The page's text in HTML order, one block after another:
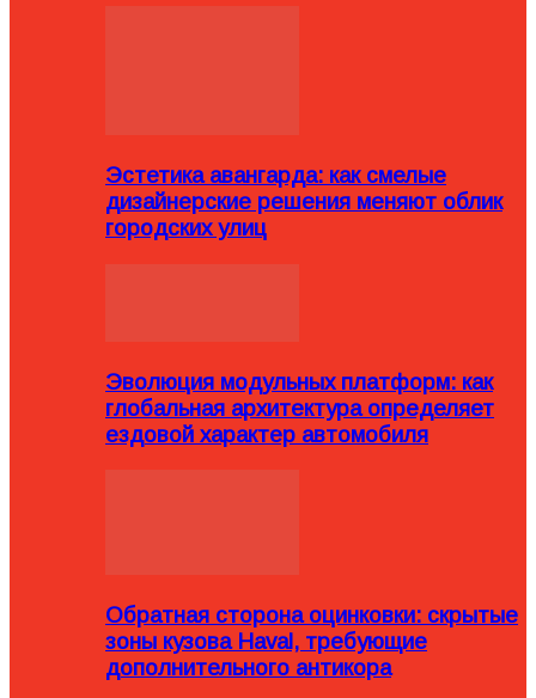
Эстетика авангарда: как смелые
дизайнерские решения меняют облик
городских улиц
Эволюция модульных платформ: как
глобальная архитектура определяет
ездовой характер автомобиля
Обратная сторона оцинковки: скрытые
зоны кузова Haval, требующие
дополнительного антикора